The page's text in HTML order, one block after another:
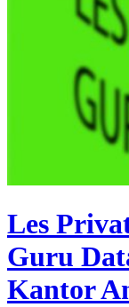
Les
Guru
Kantor